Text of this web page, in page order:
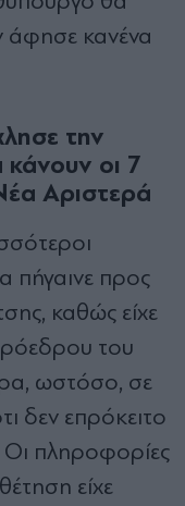
άφησε κανένα
την
κάνουν οι 7
Αριστερά
πήγαινε προς
καθώς είχε
του
ωστόσο, σε
δεν επρόκειτο
Οι πληροφορίες
είχε